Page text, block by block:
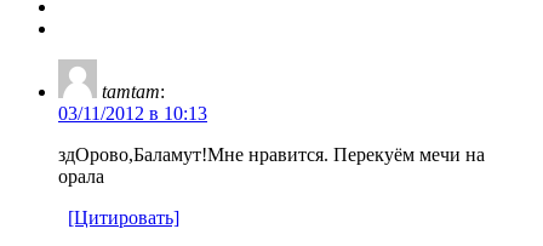
tamtam:
03/11/2012 в 10:13
здОрово,Баламут!Мне нравится. Перекуём мечи на
орала
[Цитировать]